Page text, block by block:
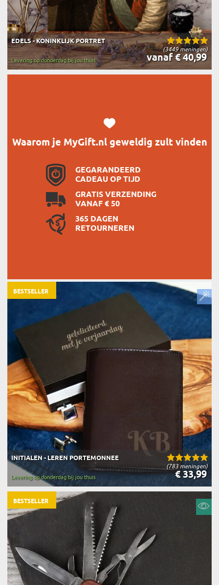
(3449 meningen)
EDELS - KONINKLIJK PORTRET
vanaf € 40,99
Levering op donderdag bij jou thuis
Waarom je MyGift.nl geweldig zult vinden
GEGARANDEERD
CADEAU OP TIJD
GRATIS VERZENDING
VANAF € 50
365 DAGEN
RETOURNEREN
(783 meningen)
INITIALEN - LEREN PORTEMONNEE
€ 33,99
Levering op donderdag bij jou thuis
BESTSELLER
BESTSELLER